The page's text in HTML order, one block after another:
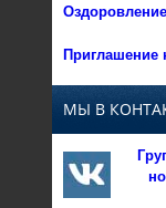
Приглашение
МЫ В